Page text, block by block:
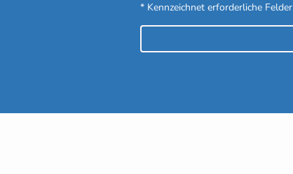
* Kennzeichnet erforderliche Felder